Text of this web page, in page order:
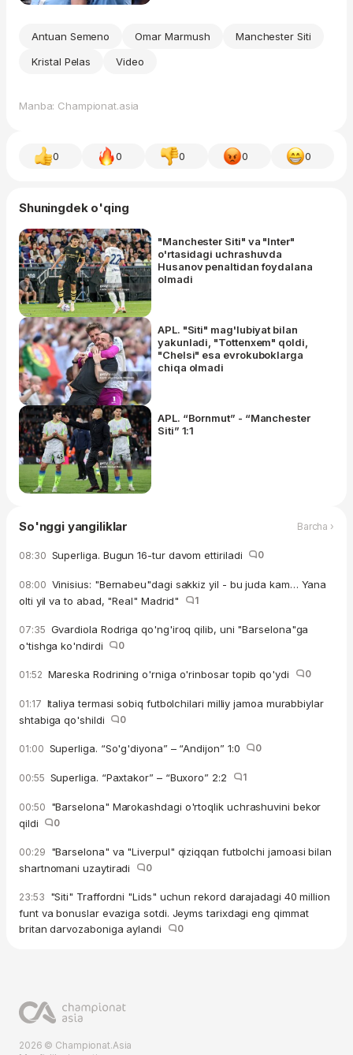
Antuan Semeno Omar Marmush
Manchester Siti
Kristal Pelas
Video
Manba: Championat.asia
0 0 0 0 0
Shuningdek o'qing
"Manchester Siti" va "Inter"
o'rtasidagi uchrashuvda
Husanov penaltidan foydalana
olmadi
APL. "Siti" mag'lubiyat bilan
yakunladi, "Tottenxem" qoldi,
"Chelsi" esa evrokuboklarga
chiqa olmadi
APL. “Bornmut” - “Manchester
Siti” 1:1
So'nggi yangiliklar Barcha ›
08:30 Superliga. Bugun 16-tur davom ettiriladi 0
08:00 Vinisius: "Bernabeu"dagi sakkiz yil - bu juda kam… Yana
olti yil va to abad, "Real" Madrid"
1
07:35 Gvardiola Rodriga qo'ng'iroq qilib, uni "Barselona"ga
o'tishga ko'ndirdi
0
01:52 Mareska Rodrining o'rniga o'rinbosar topib qo'ydi 0
01:17 Italiya termasi sobiq futbolchilari milliy jamoa murabbiylar
shtabiga qo'shildi
0
01:00 Superliga. “So'g'diyona” – “Andijon” 1:0 0
00:55 Superliga. “Paxtakor” – “Buxoro” 2:2 1
00:50 "Barselona" Marokashdagi o'rtoqlik uchrashuvini bekor
qildi
0
00:29 "Barselona" va "Liverpul" qiziqqan futbolchi jamoasi bilan
shartnomani uzaytiradi
0
23:53 "Siti" Traffordni "Lids" uchun rekord darajadagi 40 million
funt va bonuslar evaziga sotdi. Jeyms tarixdagi eng qimmat
britan darvozaboniga aylandi
0
2026 © Championat.Asia